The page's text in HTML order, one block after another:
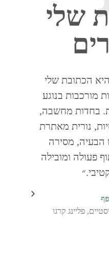
שלי
הכתובת שלי
מורכבות בנוגע
בחדות מחשבה,
נורית מאתרת
הבעיה, מסירה
פעולה ומובילה
פליינג קרגו